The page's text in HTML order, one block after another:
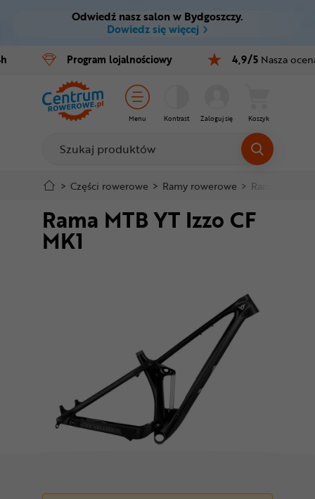
Ctrl M
Menu główne
Informacje o produkcie
Szczegółowe informacje
Stopka
Mapa strony
Odwiedź nasz salon w Bydgoszczy.
Dowiedz się więcej
Program lojalnościowy 4,9/5 Nasza
Menu Kontrast Zaloguj się Koszyk
Rowery
E-bike
Części
Akcesoria
Odzież
Kaski
Buty
Superoferta
> Części rowerowe > Ramy rowerowe > Ramy full
Rama MTB YT Izzo CF
MK1